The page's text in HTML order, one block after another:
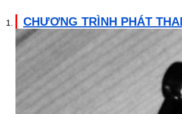
CHƯƠNG TRÌNH PHÁT